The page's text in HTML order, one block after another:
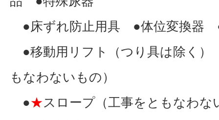
●床ずれ防止用具 ●体位変換器
●移動用リフト（つり具は除く
もなわないもの）
●★スロープ（工事をともなわ